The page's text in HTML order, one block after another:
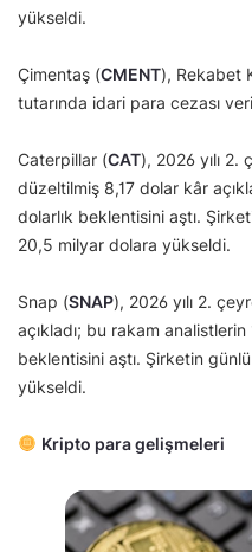
yükseldi.
Çimentaş (CMENT), Rekabet
tutarında idari para cezası
Caterpillar (CAT), 2026 yılı 2.
düzeltilmiş 8,17 dolar kâr
dolarlık beklentisini aştı.
20,5 milyar dolara yükseldi.
Snap (SNAP), 2026 yılı 2.
açıkladı; bu rakam
beklentisini aştı. Şirketin
yükseldi.
Kripto para gelişmeleri